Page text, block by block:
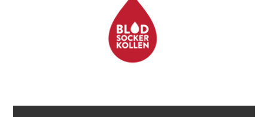
Search Diabetes Wellness Sverige